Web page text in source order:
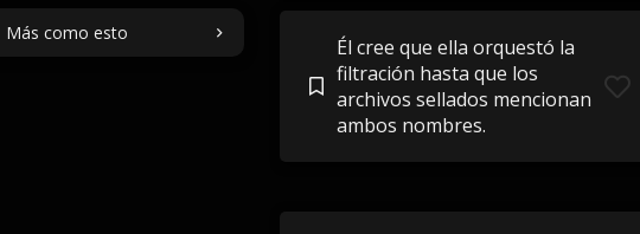
Más como esto
Él cree que ella orquestó la
filtración hasta que los
archivos sellados mencionan
ambos nombres.